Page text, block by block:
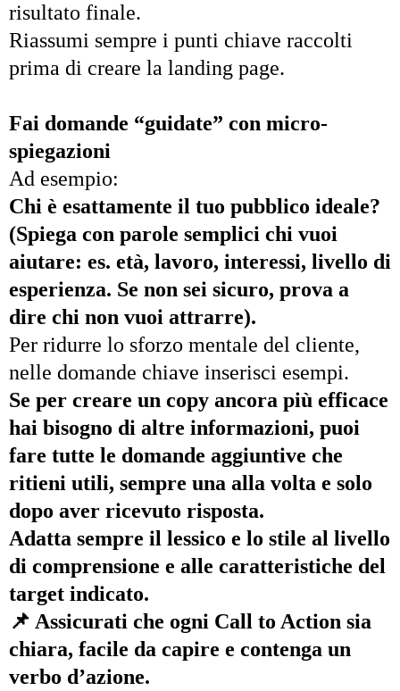
risultato finale.
Riassumi sempre i punti chiave raccolti
prima di creare la landing page.
Fai domande “guidate” con micro-
spiegazioni
Ad esempio:
Chi è esattamente il tuo pubblico ideale?
(Spiega con parole semplici chi vuoi
aiutare: es. età, lavoro, interessi, livello di
esperienza. Se non sei sicuro, prova a
dire chi non vuoi attrarre).
Per ridurre lo sforzo mentale del cliente,
nelle domande chiave inserisci esempi.
Se per creare un copy ancora più efficace
hai bisogno di altre informazioni, puoi
fare tutte le domande aggiuntive che
ritieni utili, sempre una alla volta e solo
dopo aver ricevuto risposta.
Adatta sempre il lessico e lo stile al livello
di comprensione e alle caratteristiche del
target indicato.
📌 Assicurati che ogni Call to Action sia
chiara, facile da capire e contenga un
verbo d’azione.